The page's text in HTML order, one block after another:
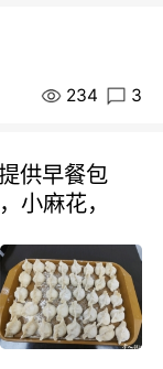
234 3
供早餐包
小麻花，